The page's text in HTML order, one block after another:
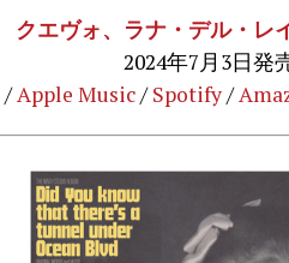
クエヴォ、ラナ・デル・レ
2024年7月3日発
/Apple Music/Spotify/